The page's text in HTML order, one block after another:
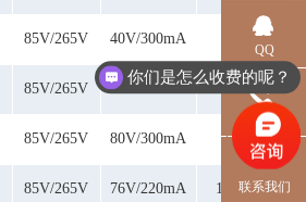
85V/265V 40V/300mA 50W
85V/265V 40V/300mA 50W
85V/265V 80V/300mA 50W
85V/265V 76V/220mA 16-20W
QQ
电话
联系我们
你们是怎么收费的呢？